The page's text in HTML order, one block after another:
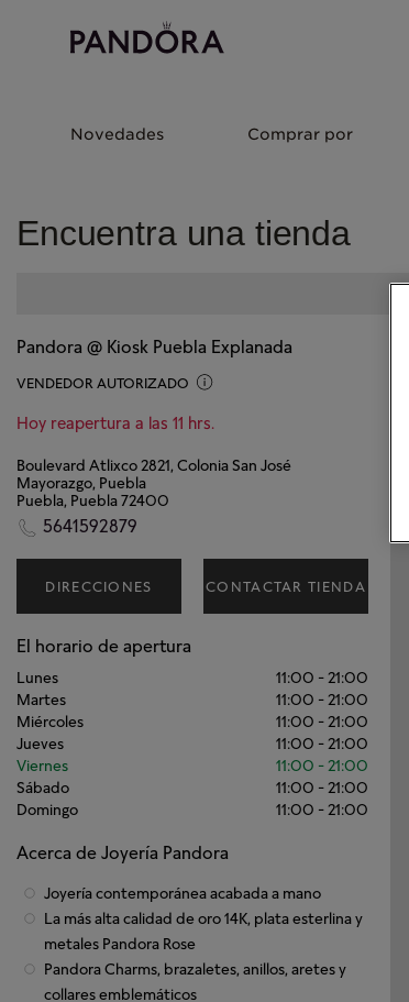
Novedades Comprar por
Encuentra una tienda
Pandora @ Kiosk Puebla Explanada
VENDEDOR AUTORIZADO
Hoy reapertura a las 11 hrs.
Boulevard Atlixco 2821, Colonia San José
Mayorazgo, Puebla
Puebla, Puebla 72400
5641592879
DIRECCIONES CONTACTAR TIENDA
El horario de apertura
Lunes 11:00 -21:00
Martes
11:00 -21:00
Miércoles
11:00 -21:00
Jueves
11:00 -21:00
Viernes
11:00 -21:00
Sábado
11:00 -21:00
Domingo
11:00 -21:00
Acerca de Joyería Pandora
Joyería contemporánea acabada a mano
La más alta calidad de oro 14K, plata esterlina y
metales Pandora Rose
Pandora Charms, brazaletes, anillos, aretes y
collares emblemáticos